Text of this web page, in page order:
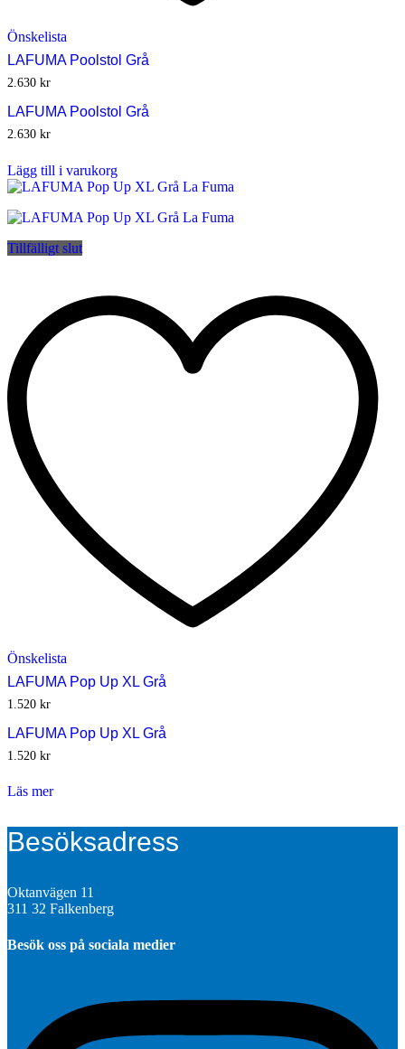
Önskelista
LAFUMA Poolstol Grå
2.630 kr
LAFUMA Poolstol Grå
2.630 kr
Lägg till i varukorg
Tillfälligt slut
Önskelista
LAFUMA Pop Up XL Grå
1.520 kr
LAFUMA Pop Up XL Grå
1.520 kr
Läs mer
Besöksadress
Oktanvägen 11
311 32 Falkenberg
Besök oss på sociala medier